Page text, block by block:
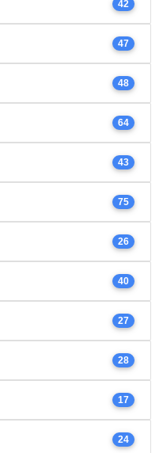
42
47
48
64
43
75
26
40
27
28
17
24